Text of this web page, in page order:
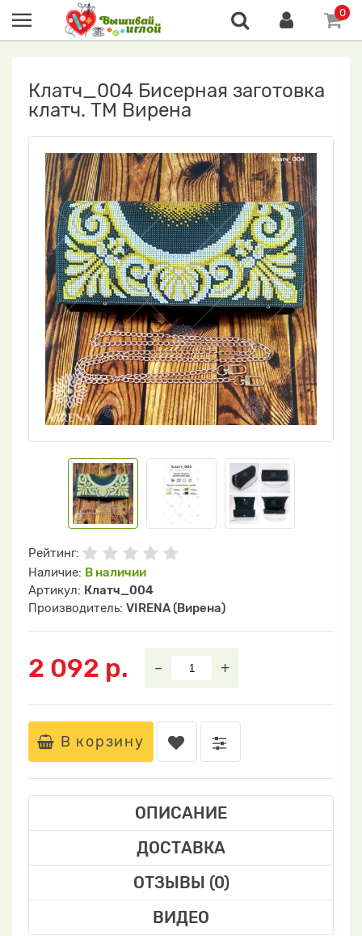
0
Клатч_004 Бисерная заготовка
клатч. ТМ Вирена
Рейтинг:
Наличие: В наличии
Артикул: Клатч_004
Производитель: VIRENA (Вирена)
2 092 р. – +
В корзину
ОПИСАНИЕ
ДОСТАВКА
ОТЗЫВЫ (0)
ВИДЕО